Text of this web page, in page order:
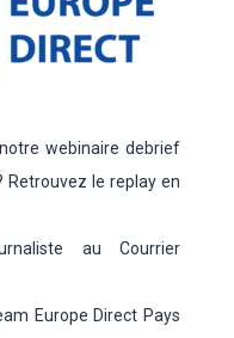
webinaire debrief
Retrouvez le replay en
au Courrier
Europe Direct Pays